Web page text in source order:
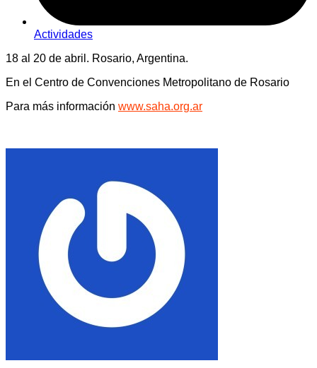
Actividades
18 al 20 de abril. Rosario, Argentina.
En el Centro de Convenciones Metropolitano de Rosario
Para más información www.saha.org.ar